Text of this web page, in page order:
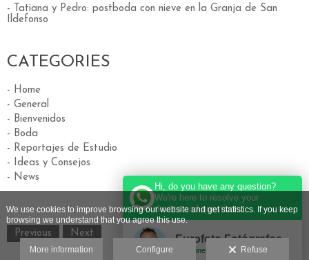
- Tatiana y Pedro: postboda con nieve en la Granja de San
Ildefonso
CATEGORIES
- Home
- General
- Bienvenidos
- Boda
- Reportajes de Estudio
- Ideas y Consejos
- News
Previous Next
We use cookies to improve browsing our website and get statistics. If you keep
browsing we understand that you agree this use.
More information Configure Refuse
Hi, do you have any question?
We're here to resolve your
doubts and questions.
Eurofoto Fotógrafos
Online